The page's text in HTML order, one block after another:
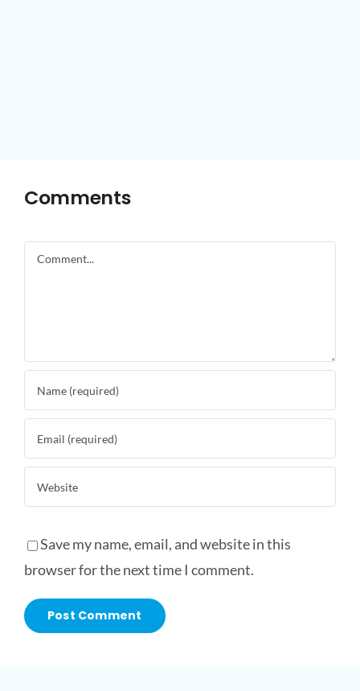
Comments
Comment
Save my name, email, and website in this
browser for the next time I comment.